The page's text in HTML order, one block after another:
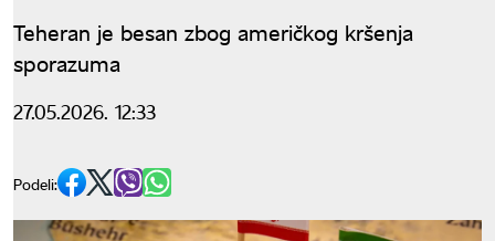
Teheran je besan zbog američkog kršenja
sporazuma
27.05.2026. 12:33
Podeli: